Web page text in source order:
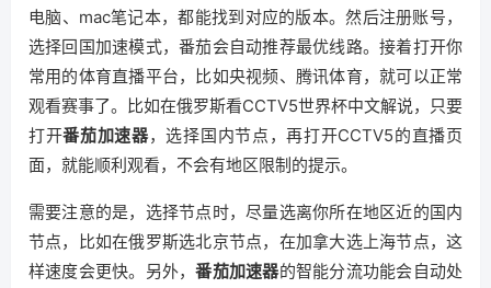
电脑、mac笔记本，都能找到对应的版本。然后注册账号，
选择回国加速模式，番茄会自动推荐最优线路。接着打开你
常用的体育直播平台，比如央视频、腾讯体育，就可以正常
观看赛事了。比如在俄罗斯看CCTV5世界杯中文解说，只要
打开番茄加速器，选择国内节点，再打开CCTV5的直播页
面，就能顺利观看，不会有地区限制的提示。
需要注意的是，选择节点时，尽量选离你所在地区近的国内
节点，比如在俄罗斯选北京节点，在加拿大选上海节点，这
样速度会更快。另外，番茄加速器的智能分流功能会自动处